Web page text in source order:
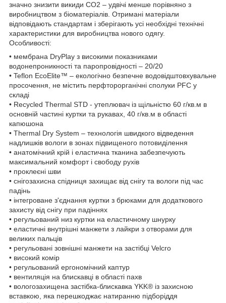
значно знизити викиди CO2 – удвічі менше порівняно з
виробництвом з біоматеріалів. Отримані матеріали
відповідають стандартам і зберігають усі необхідні технічні
характеристики для виробництва нового одягу.
Особливості:
• мембрана DryPlay з високими показниками
водонепроникності та паропровідності – 20/20
• Teflon EcoElite™ – екологічно безпечне водовідштовхувальне
просочення, не містить перфторорганічні сполуки PFC у
складі
• Recycled Thermal STD - утеплювач із щільністю 60 г/кв.м в
основній частині куртки та рукавах, 40 г/кв.м в області
капюшона
• Thermal Dry System – технологія швидкого відведення
надлишків вологи в зонах підвищеного потовиділення
• анатомічний крій і еластична тканина забезпечують
максимальний комфорт і свободу рухів
• проклеєні шви
• снігозахисна спідниця захищає від снігу та вологи під час
падінь
• інтегроване з'єднання куртки з брюками для додаткового
захисту від снігу при падіннях
• регульований низ куртки на еластичному шнурку
• еластичні внутрішні манжети з лайкри з отворами для
великих пальців
• регульовані зовнішні манжети на застібці Velcro
• високий комір
• регульований ергономічний каптур
• вентиляція на блискавці в області пахв
• вологозахищена застібка-блискавка YKK® із захисною
вставкою, яка перешкоджає натиранню підборіддя